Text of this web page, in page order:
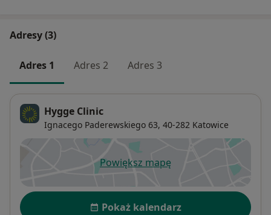
sali zabiegowej wyposażonej w profesjonalny aparat
do znieczuleń i wykwalifikowany zespół lekarzy
jestem w stanie przeprowadzać zarówno zabiegi w
znieczuleniu miejscowym, jak i analgosedacji.
Adresy (3)
Adres 1 Adres 2 Adres 3
Hygge Clinic
Ignacego Paderewskiego 63, 40-282 Katowice
Powiększ mapęotwiera się w nowej karcie
Dostępność
Pokaż kalendarz